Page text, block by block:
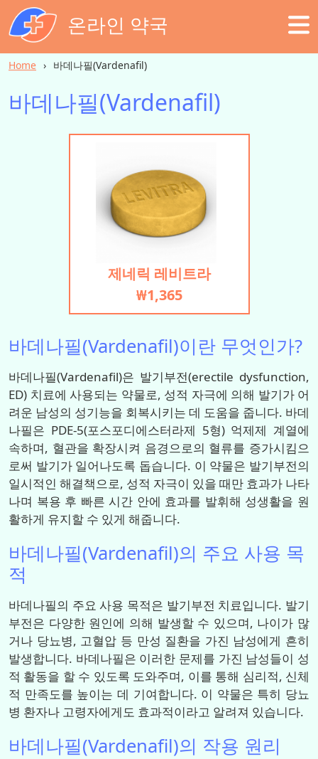
온라인 약국
Home 바데나필(Vardenafil)
바데나필(Vardenafil)
제네릭 레비트라
₩1,365
바데나필(Vardenafil)이란 무엇인가?
바데나필(Vardenafil)은 발기부전(erectile dysfunction,
ED) 치료에 사용되는 약물로, 성적 자극에 의해 발기가 어
려운 남성의 성기능을 회복시키는 데 도움을 줍니다. 바데
나필은 PDE-5(포스포디에스터라제 5형) 억제제 계열에
속하며, 혈관을 확장시켜 음경으로의 혈류를 증가시킴으
로써 발기가 일어나도록 돕습니다. 이 약물은 발기부전의
일시적인 해결책으로, 성적 자극이 있을 때만 효과가 나타
나며 복용 후 빠른 시간 안에 효과를 발휘해 성생활을 원
활하게 유지할 수 있게 해줍니다.
바데나필(Vardenafil)의 주요 사용 목
적
바데나필의 주요 사용 목적은 발기부전 치료입니다. 발기
부전은 다양한 원인에 의해 발생할 수 있으며, 나이가 많
거나 당뇨병, 고혈압 등 만성 질환을 가진 남성에게 흔히
발생합니다. 바데나필은 이러한 문제를 가진 남성들이 성
적 활동을 할 수 있도록 도와주며, 이를 통해 심리적, 신체
적 만족도를 높이는 데 기여합니다. 이 약물은 특히 당뇨
병 환자나 고령자에게도 효과적이라고 알려져 있습니다.
바데나필(Vardenafil)의 작용 원리